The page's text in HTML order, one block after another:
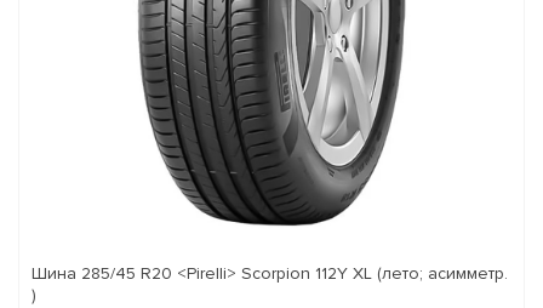
Шина 285/45 R20 <Pirelli> Scorpion 112Y XL (лето; асимметр.
)